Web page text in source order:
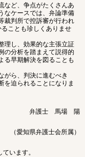
など、争点がたくさんあ
なケースでは、弁論準備
裁判所で控訴審が行われ
ことも珍しくありませ
理し、効果的な主張立証
の分析を踏まえて説得的
る早期解決を図ることも
ら、判決に進むべき
を迫られることになりま
弁護士 馬場 陽
（愛知県弁護士会所属）
います。